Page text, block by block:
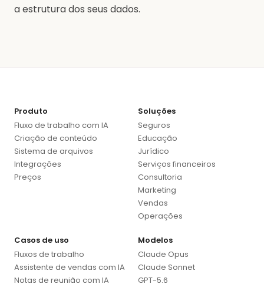
a estrutura dos seus dados.
Produto
Fluxo de trabalho com IA
Criação de conteúdo
Sistema de arquivos
Integrações
Preços
Soluções
Seguros
Educação
Jurídico
Serviços financeiros
Consultoria
Marketing
Vendas
Operações
Casos de uso
Fluxos de trabalho
Assistente de vendas com IA
Notas de reunião com IA
Modelos
Claude Opus
Claude Sonnet
GPT-5.6